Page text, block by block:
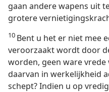
gaan andere wapens uit
grotere
10 Bent u het er niet mee
veroorzaakt wordt door
worden, geen ware
daarvan in werkelijkheid
schept? Indien u op